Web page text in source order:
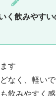
く飲みやすい
す
なく、軽い
飲みやすく